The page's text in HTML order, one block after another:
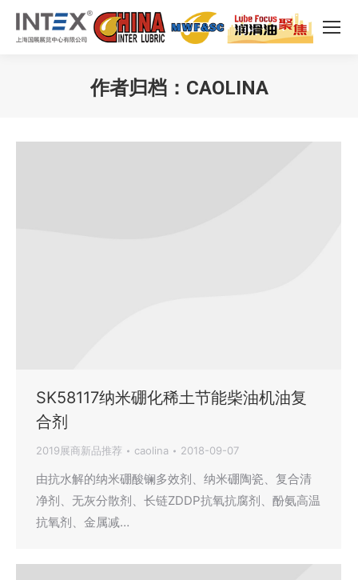
作者归档： CAOLINA
SK58117纳米硼化稀土节能柴油机油复
合剂
2019展商新品推荐 caolina 2018-09-07
由抗水解的纳米硼酸镧多效剂、纳米硼陶瓷、复合清
净剂、无灰分散剂、长链ZDDP抗氧抗腐剂、酚氨高温
抗氧剂、金属减…